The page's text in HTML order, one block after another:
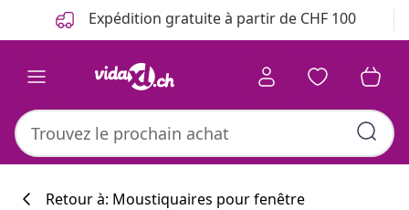
Précédent Expédition gratuite à partir de CHF 100
Retour à: Moustiquaires pour fenêtre